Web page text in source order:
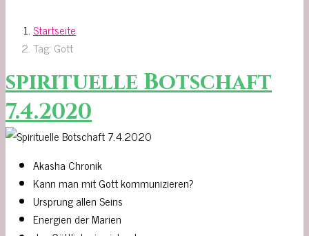
Startseite
Tag: Gott
spirituelle Botschaft
7.4.2020
Akasha Chronik
Kann man mit Gott kommunizieren?
Ursprung allen Seins
Energien der Marien